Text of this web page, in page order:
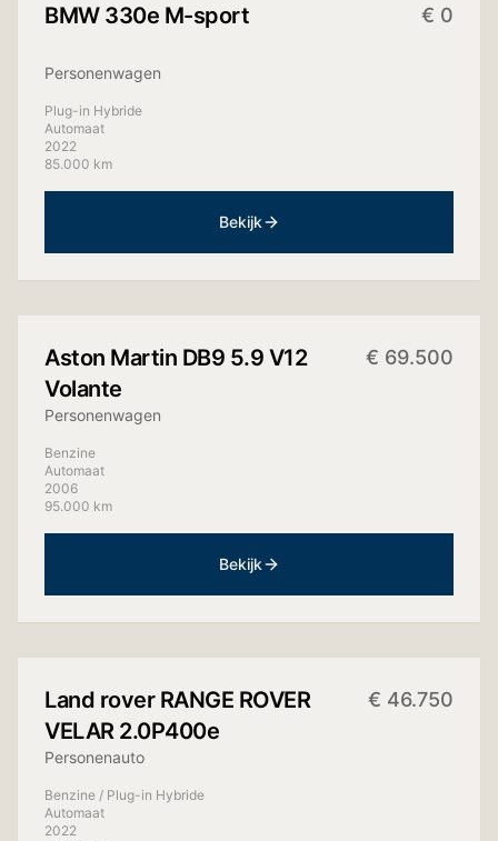
BMW 330e M-sport € 0
Personenwagen
Plug-in Hybride
Automaat
2022
85.000 km
Bekijk
Aston Martin DB9 5.9 V12
Volante
€ 69.500
Personenwagen
Benzine
Automaat
2006
95.000 km
Bekijk
Land rover RANGE ROVER
VELAR 2.0P400e
€ 46.750
Personenauto
Benzine / Plug-in Hybride
Automaat
2022